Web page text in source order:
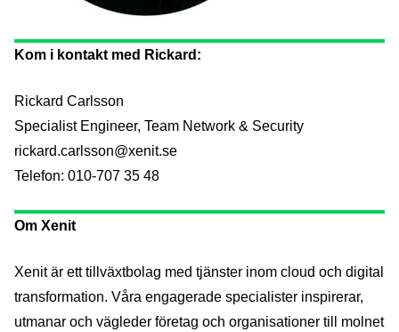
Kom i kontakt med Rickard:
Rickard Carlsson
Specialist Engineer, Team Network & Security
rickard.carlsson@xenit.se
Telefon: 010-707 35 48
Om Xenit
Xenit är ett tillväxtbolag med tjänster inom cloud och digital
transformation. Våra engagerade specialister inspirerar,
utmanar och vägleder företag och organisationer till molnet